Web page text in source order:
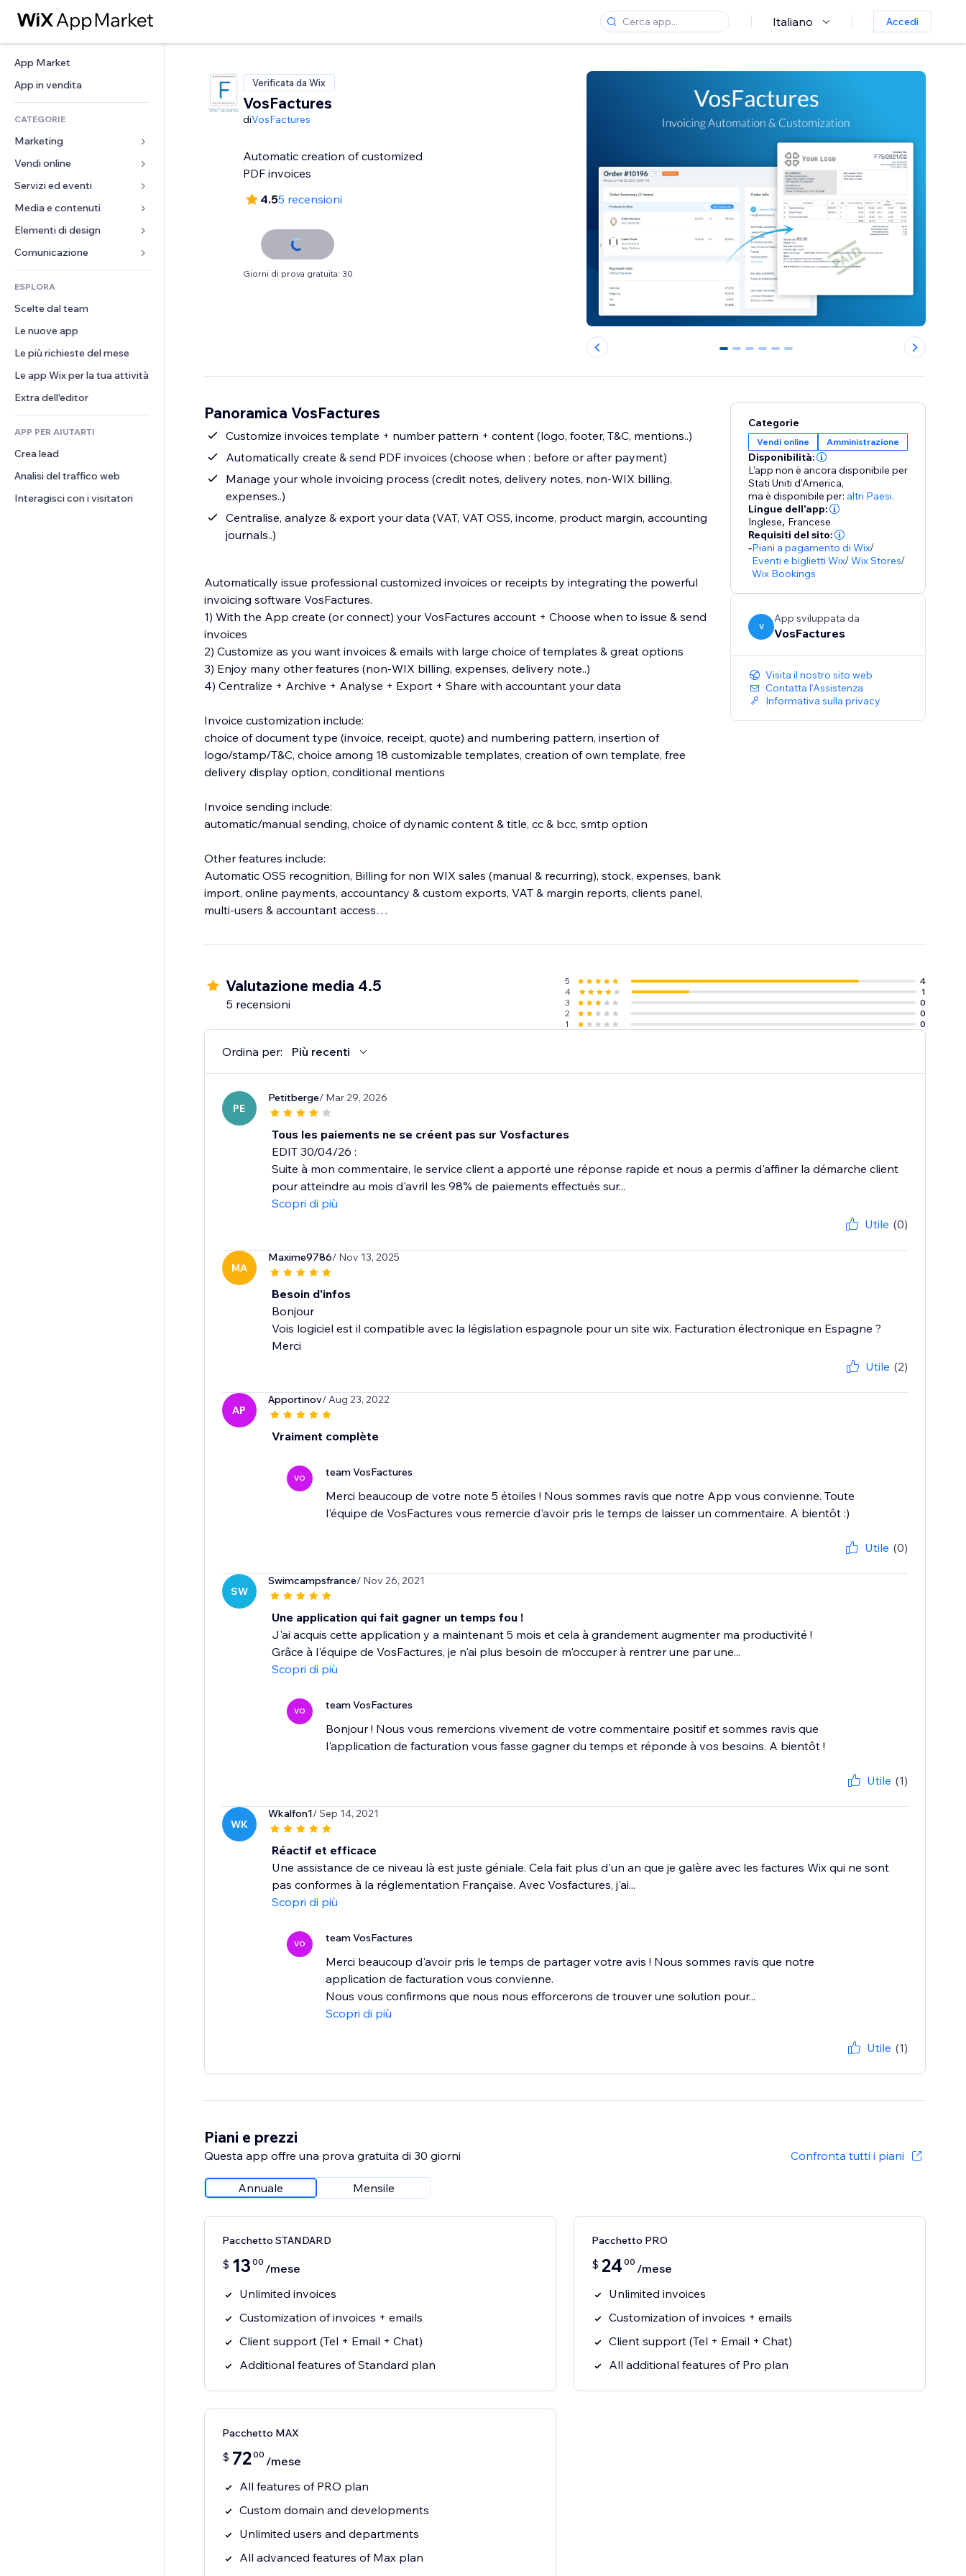
Italiano Accedi
App Market
App in vendita
CATEGORIE
Marketing
Inserzioni
Mobile
Dati analitici
Inserzioni sito
Email
Vendi online
App per Stores
Spedizione e consegna
Tasti Vendi
Amministrazione
Buoni e programmi fedeltà
Servizi ed eventi
Hotel
Eventi
Ristoranti
Immobiliare
Prenotazioni
Media e contenuti
Galleria
Musica
Podcast
Fotografia
Video
PDF
Condivisione file
Elementi di design
Mappe e navigazione
Privacy e sicurezza
Orologio
Template per pagine
Effetti immagine
Tasti e menu
Banner e badge
Calcolatrici
Cerca
Meteo
Grafici e tabelle
Moduli
Sondaggi
Chat
Commenti
Telefono
Community
Recensioni e testimonial
CRM
ESPLORA
Scelte dal team
Le nuove app
Le più richieste del mese
Le app Wix per la tua attività
Extra dell'editor
APP PER AIUTARTI
Crea lead
Analisi del traffico web
Interagisci con i visitatori
Verificata da Wix
VosFactures
diVosFactures
Automatic creation of customized
PDF invoices
4.55 recensioni
Giorni di prova gratuita: 30
0 1 2 3 4 5
Panoramica VosFactures
Customize invoices template + number pattern + content (logo, footer, T&C, mentions..)
Automatically create & send PDF invoices (choose when : before or after payment)
Manage your whole invoicing process (credit notes, delivery notes, non-WIX billing,
expenses..)
Centralise, analyze & export your data (VAT, VAT OSS, income, product margin, accounting
journals..)
Automatically issue professional customized invoices or receipts by integrating the powerful
invoicing software VosFactures.
1) With the App create (or connect) your VosFactures account + Choose when to issue & send
invoices
2) Customize as you want invoices & emails with large choice of templates & great options
3) Enjoy many other features (non-WIX billing, expenses, delivery note..)
4) Centralize + Archive + Analyse + Export + Share with accountant your data
Invoice customization include:
choice of document type (invoice, receipt, quote) and numbering pattern, insertion of
logo/stamp/T&C, choice among 18 customizable templates, creation of own template, free
delivery display option, conditional mentions
Invoice sending include:
automatic/manual sending, choice of dynamic content & title, cc & bcc, smtp option
Other features include:
Automatic OSS recognition, Billing for non WIX sales (manual & recurring), stock, expenses, bank
import, online payments, accountancy & custom exports, VAT & margin reports, clients panel,
multi-users & accountant access
Invoices in any currency & language / Compatible with Avalara / French Anti-Fraud VAT Law
Categorie
Vendi online Amministrazione
Disponibilità:
L'app non è ancora disponibile per
Stati Uniti d'America,
ma è disponibile per: altri Paesi.
Lingue dell'app:
Inglese, Francese
Requisiti del sito:
-Piani a pagamento di Wix/
Eventi e biglietti Wix/Wix Stores/
Wix Bookings
V
App sviluppata da
VosFactures
Visita il nostro sito web
Contatta l'Assistenza
Informativa sulla privacy
Valutazione media 4.5
5 recensioni
5
4
4
1
3
0
2
0
1
0
Ordina per: Più recenti
PE
Petitberge/ Mar 29, 2026
Tous les paiements ne se créent pas sur Vosfactures
EDIT 30/04/26 :
Suite à mon commentaire, le service client a apporté une réponse rapide et nous a permis d'affiner la démarche client
pour atteindre au mois d'avril les 98% de paiements effectués sur...
Scopri di più
Utile (0)
MA
Maxime9786/ Nov 13, 2025
Besoin d'infos
Bonjour
Vois logiciel est il compatible avec la législation espagnole pour un site wix. Facturation électronique en Espagne ?
Merci
Utile (2)
AP
Apportinov/ Aug 23, 2022
Vraiment complète
VO team VosFactures
Merci beaucoup de votre note 5 étoiles ! Nous sommes ravis que notre App vous convienne. Toute
l'équipe de VosFactures vous remercie d'avoir pris le temps de laisser un commentaire. A bientôt :)
Utile (0)
SW
Swimcampsfrance/ Nov 26, 2021
Une application qui fait gagner un temps fou !
J'ai acquis cette application y a maintenant 5 mois et cela à grandement augmenter ma productivité !
Grâce à l'équipe de VosFactures, je n'ai plus besoin de m'occuper à rentrer une par une...
Scopri di più
VO team VosFactures
Bonjour ! Nous vous remercions vivement de votre commentaire positif et sommes ravis que
l'application de facturation vous fasse gagner du temps et réponde à vos besoins. A bientôt !
Utile (1)
WK
Wkalfon1/ Sep 14, 2021
Réactif et efficace
Une assistance de ce niveau là est juste géniale. Cela fait plus d'un an que je galère avec les factures Wix qui ne sont
pas conformes à la réglementation Française. Avec Vosfactures, j'ai...
Scopri di più
VO team VosFactures
Merci beaucoup d'avoir pris le temps de partager votre avis ! Nous sommes ravis que notre
application de facturation vous convienne.
Nous vous confirmons que nous nous efforcerons de trouver une solution pour...
Scopri di più
Utile (1)
Piani e prezzi
Questa app offre una prova gratuita di 30 giorni Confronta tutti i piani
Annuale Mensile
Pacchetto STANDARD
$ 13 00 /mese
Unlimited invoices
Customization of invoices + emails
Client support (Tel + Email + Chat)
Additional features of Standard plan
Pacchetto PRO
$ 24 00 /mese
Unlimited invoices
Customization of invoices + emails
Client support (Tel + Email + Chat)
All additional features of Pro plan
Pacchetto MAX
$ 7200 /mese
All features of PRO plan
Custom domain and developments
Unlimited users and departments
All advanced features of Max plan